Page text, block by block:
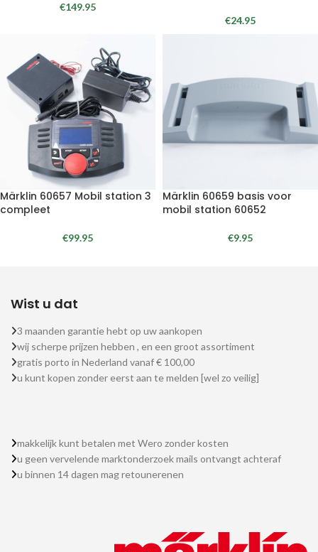
€149.95
€24.95
Märklin 60657 Mobil station 3
compleet
€99.95
Märklin 60659 basis voor
mobil station 60652
€9.95
Wist u dat
3 maanden garantie hebt op uw aankopen
wij scherpe prijzen hebben , en een groot assortiment
gratis porto in Nederland vanaf € 100,00
u kunt kopen zonder eerst aan te melden [wel zo veilig]
makkelijk kunt betalen met Wero zonder kosten
u geen vervelende marktonderzoek mails ontvangt achteraf
u binnen 14 dagen mag retounerenen